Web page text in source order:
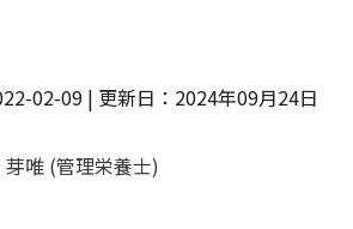
02-09 | 更新日：2024年09月24日
唯 (管理栄養士)